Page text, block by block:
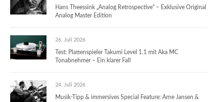
Hans Theessink „Analog Retrospective“ – Exklusive Original
Analog Master Edition
26. Juli 2026
Test: Plattenspieler Takumi Level 1.1 mit Aka MC
Tonabnehmer – Ein klarer Fall
24. Juli 2026
Musik-Tipp & immersives Special Feature: Arne Jansen &